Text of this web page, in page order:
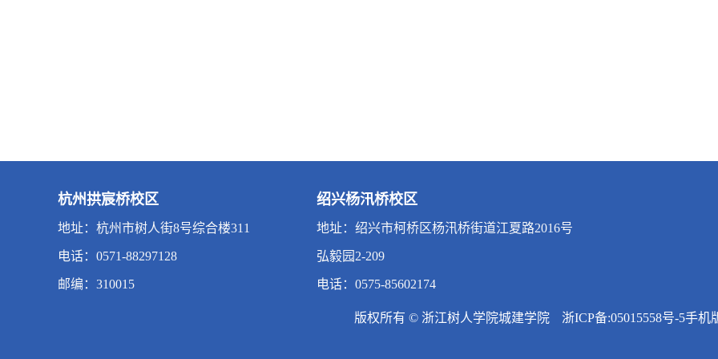
杭州拱宸桥校区
地址：杭州市树人街8号综合楼311
电话：0571-88297128
邮编：310015
绍兴杨汛桥校区
地址：绍兴市柯桥区杨汛桥街道江夏路2016号
弘毅园2-209
电话：0575-85602174
版权所有 © 浙江树人学院城建学院 浙ICP备:05015558号-5手机